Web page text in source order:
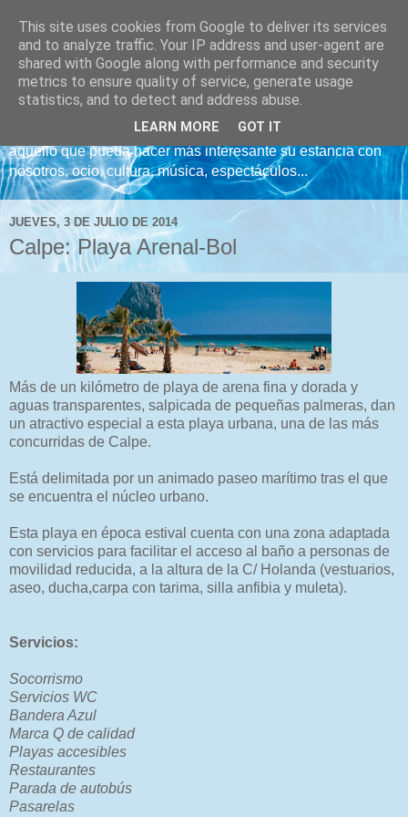
Noticias Onasol
Bienvenidos al Blog de noticias de Ona Sol Hotels. Aquí le
mantendremos informados de lo que acontece en nuestros
hoteles en Benidorm, Calpe y Dénia, centrándonos en
aquello que pueda hacer más interesante su estancia con
nosotros, ocio, cultura, música, espectáculos...
JUEVES, 3 DE JULIO DE 2014
Calpe: Playa Arenal-Bol
Más de un kilómetro de playa de arena fina y dorada y
aguas transparentes, salpicada de pequeñas palmeras, dan
un atractivo especial a esta playa urbana, una de las más
concurridas de Calpe.
Está delimitada por un animado paseo marítimo tras el que
se encuentra el núcleo urbano.
Esta playa en época estival cuenta con una zona adaptada
con servicios para facilitar el acceso al baño a personas de
movilidad reducida, a la altura de la C/ Holanda (vestuarios,
aseo, ducha,carpa con tarima, silla anfibia y muleta).
Servicios:
Socorrismo
Servicios WC
Bandera Azul
Marca Q de calidad
Playas accesibles
Restaurantes
Parada de autobús
Pasarelas
This site uses cookies from Google to deliver its services
and to analyze traffic. Your IP address and user-agent are
shared with Google along with performance and security
metrics to ensure quality of service, generate usage
statistics, and to detect and address abuse.
LEARN MORE GOT IT